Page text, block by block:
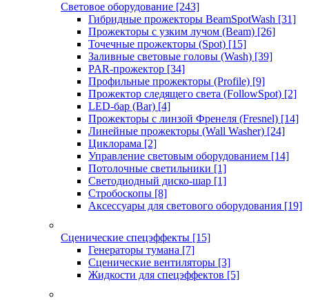
Световое оборудование [243]
Гибридные прожекторы BeamSpotWash [31]
Прожекторы с узким лучом (Beam) [26]
Точечные прожекторы (Spot) [15]
Заливные световые головы (Wash) [39]
PAR-прожектор [34]
Профильные прожекторы (Profile) [9]
Прожектор следящего света (FollowSpot) [2]
LED-бар (Bar) [4]
Прожекторы с линзой Френеля (Fresnel) [14]
Линейные прожекторы (Wall Washer) [24]
Циклорама [2]
Управление световым оборудованием [14]
Потолочные светильники [1]
Светодиодный диско-шар [1]
Стробоскопы [8]
Аксессуары для светового оборудования [19]
Сценические спецэффекты [15]
Генераторы тумана [7]
Сценические вентиляторы [3]
Жидкости для спецэффектов [5]